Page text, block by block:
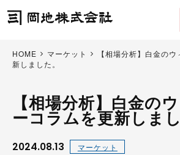
HOME マーケット
【相場分析】白金の
新しました。
【相場分析】白金の
ーコラムを更新しま
2024.08.13 マーケット